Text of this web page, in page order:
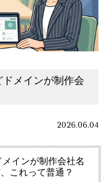
メインが制作会
2026.06.04
インが制作会社名
これって普通？